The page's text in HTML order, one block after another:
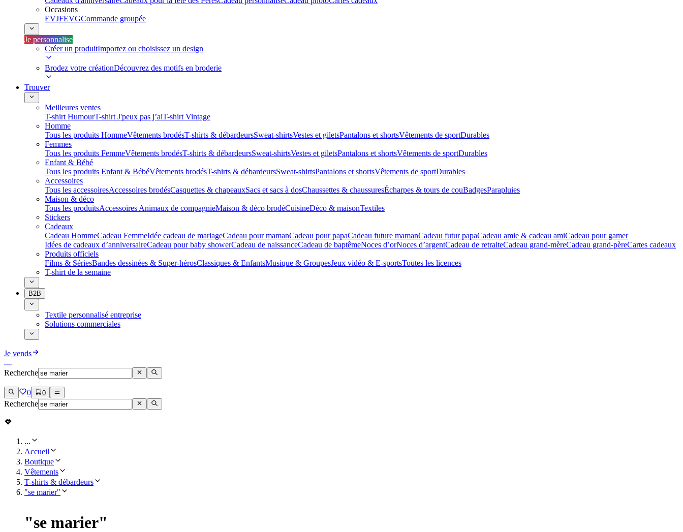
Occasions
EVJFEVGCommande groupée
Je personnalise
Créer un produitImportez ou choisissez un design
Brodez votre créationDécouvrez des motifs en broderie
Trouver
Meilleures ventes
T-shirt HumourT-shirt J'peux pas j’aiT-shirt Vintage
Homme
Tous les produits HommeVêtements brodésT-shirts & débardeursSweat-shirtsVestes et giletsPantalons et shortsVêtements de sportDurables
Femmes
Tous les produits FemmeVêtements brodésT-shirts & débardeursSweat-shirtsVestes et giletsPantalons et shortsVêtements de sportDurables
Enfant & Bébé
Tous les produits Enfant & BébéVêtements brodésT-shirts & débardeursSweat-shirtsPantalons et shortsVêtements de sportDurables
Accessoires
Tous les accessoiresAccessoires brodésCasquettes & chapeauxSacs et sacs à dosChaussettes & chaussuresÉcharpes & tours de couBadgesParapluies
Maison & déco
Tous les produitsAccessoires Animaux de compagnieMaison & déco brodéCuisineDéco & maisonTextiles
Stickers
Cadeaux
Cadeau HommeCadeau FemmeIdée cadeau de mariage​Cadeau pour mamanCadeau pour papaCadeau future mamanCadeau futur papaCadeau amie & cadeau amiCadeau pour gamer
Idées de cadeaux d’anniversaireCadeau pour baby showerCadeau de naissanceCadeau de baptêmeNoces d’orNoces d’argentCadeau de retraiteCadeau grand-mèreCadeau grand-pèreCartes cadeaux
Produits officiels
Films & SériesBandes dessinées & Super-hérosClassiques & EnfantsMusique & GroupesJeux vidéo & E-sportsToutes les licences
T-shirt de la semaine
B2B
Textile personnalisé entreprise
Solutions commerciales
Je vends
Recherche
0 0
Recherche
...
Accueil
Boutique
Vêtements
T-shirts & débardeurs
"se marier"
"se marier"